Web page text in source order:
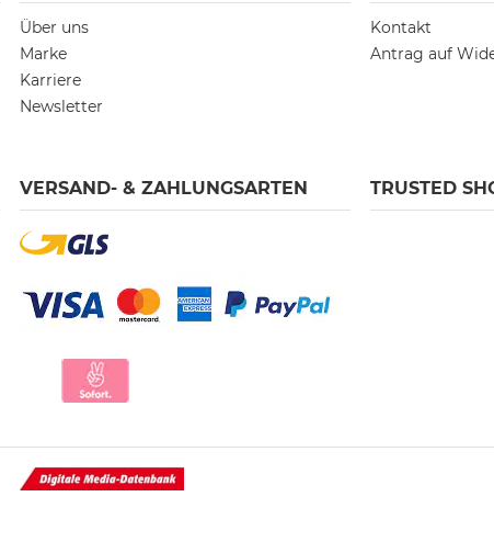
Über uns
Marke
Karriere
Newsletter
Kontakt
Antrag auf
VERSAND- & ZAHLUNGSARTEN TRUSTED